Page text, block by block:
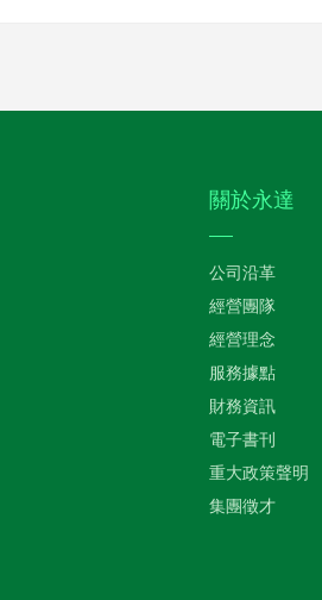
關於永達
公司沿革
經營團隊
經營理念
服務據點
財務資訊
電子書刊
重大政策聲明
集團徵才